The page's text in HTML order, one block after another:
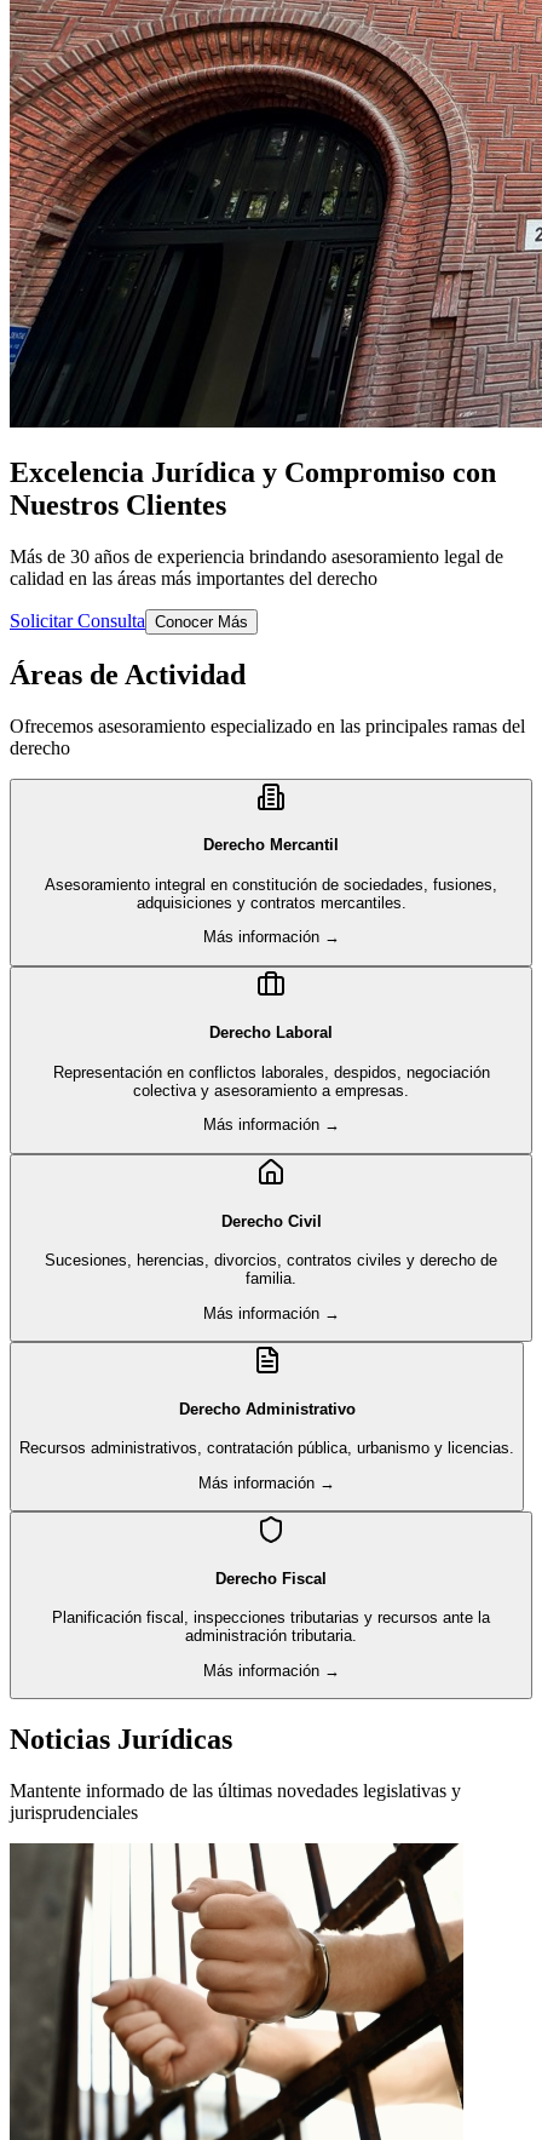
Excelencia Jurídica y Compromiso con
Nuestros Clientes
Más de 30 años de experiencia brindando asesoramiento legal de
calidad en las áreas más importantes del derecho
Solicitar Consulta Conocer Más
Áreas de Actividad
Ofrecemos asesoramiento especializado en las principales ramas del
derecho
Derecho Mercantil
Asesoramiento integral en constitución de sociedades, fusiones,
adquisiciones y contratos mercantiles.
Más información →
Derecho Laboral
Representación en conflictos laborales, despidos, negociación
colectiva y asesoramiento a empresas.
Más información →
Derecho Civil
Sucesiones, herencias, divorcios, contratos civiles y derecho de
familia.
Más información →
Derecho Administrativo
Recursos administrativos, contratación pública, urbanismo y licencias.
Más información →
Derecho Fiscal
Planificación fiscal, inspecciones tributarias y recursos ante la
administración tributaria.
Más información →
Noticias Jurídicas
Mantente informado de las últimas novedades legislativas y
jurisprudenciales